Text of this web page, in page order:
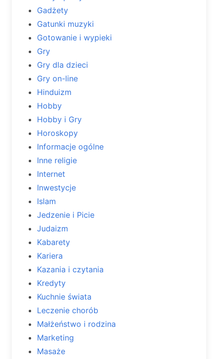
Gadżety
Gatunki muzyki
Gotowanie i wypieki
Gry
Gry dla dzieci
Gry on-line
Hinduizm
Hobby
Hobby i Gry
Horoskopy
Informacje ogólne
Inne religie
Internet
Inwestycje
Islam
Jedzenie i Picie
Judaizm
Kabarety
Kariera
Kazania i czytania
Kredyty
Kuchnie świata
Leczenie chorób
Małżeństwo i rodzina
Marketing
Masaże